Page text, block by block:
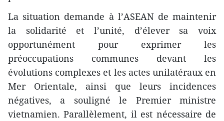
La situation demande à l’ASEAN de maintenir
la solidarité et l’unité, d’élever sa voix
opportunément pour exprimer les
préoccupations communes devant les
évolutions complexes et les actes unilatéraux en
Mer Orientale, ainsi que leurs incidences
négatives, a souligné le Premier ministre
vietnamien. Parallèlement, il est nécessaire de